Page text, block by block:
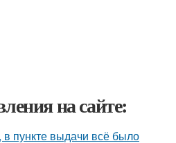
на сайте:
пункте выдачи всё было